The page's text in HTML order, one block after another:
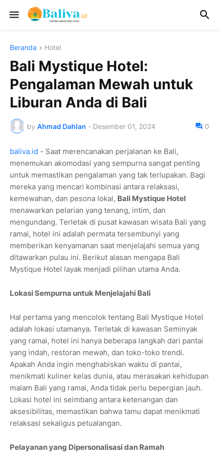
Beranda Hotel
Bali Mystique Hotel:
Pengalaman Mewah untuk
Liburan Anda di Bali
by Ahmad Dahlan - Desember 01, 2024 0
baliva.id - Saat merencanakan perjalanan ke Bali,
menemukan akomodasi yang sempurna sangat penting
untuk memastikan pengalaman yang tak terlupakan. Bagi
mereka yang mencari kombinasi antara relaksasi,
kemewahan, dan pesona lokal, Bali Mystique Hotel
menawarkan pelarian yang tenang, intim, dan
mengundang. Terletak di pusat kawasan wisata Bali yang
ramai, hotel ini adalah permata tersembunyi yang
memberikan kenyamanan saat menjelajahi semua yang
ditawarkan pulau ini. Berikut alasan mengapa Bali
Mystique Hotel layak menjadi pilihan utama Anda.
Lokasi Sempurna untuk Menjelajahi Bali
Hal pertama yang mencolok tentang Bali Mystique Hotel
adalah lokasi utamanya. Terletak di kawasan Seminyak
yang ramai, hotel ini hanya beberapa langkah dari pantai
yang indah, restoran mewah, dan toko-toko trendi.
Apakah Anda ingin menghabiskan waktu di pantai,
menikmati kuliner kelas dunia, atau merasakan kehidupan
malam Bali yang ramai, Anda tidak perlu bepergian jauh.
Lokasi hotel ini seimbang antara ketenangan dan
aksesibilitas, memastikan bahwa tamu dapat menikmati
relaksasi sekaligus petualangan.
Pelayanan yang Dipersonalisasi dan Ramah